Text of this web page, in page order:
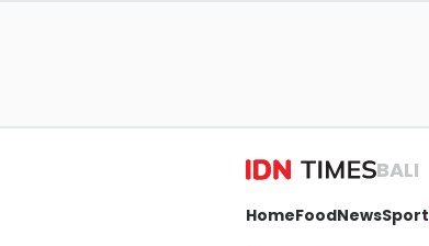
BALI
HomeFoodNewsSport